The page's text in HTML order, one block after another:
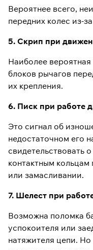
Вероятнее всего,
передних колес из-
5. Скрип при
Наиболее
блоков рычагов
их крепления.
6. Писк при работе
Это сигнал об
недостаточном его
свидетельствовать
контактным кольцам
или замасливании.
7. Шелест при
Возможна поломка
успокоителя или
натяжителя цепи.